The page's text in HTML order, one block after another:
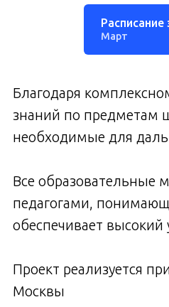
Расписание
Март
Благодаря
знаний по предметам
необходимые для
Все образовательные
педагогами,
обеспечивает высокий
Проект реализуется
Москвы